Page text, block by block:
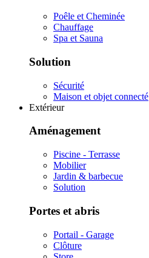
Poêle et Cheminée
Chauffage
Spa et Sauna
Solution
Sécurité
Maison et objet connecté
Extérieur
Aménagement
Piscine - Terrasse
Mobilier
Jardin & barbecue
Solution
Portes et abris
Portail - Garage
Clôture